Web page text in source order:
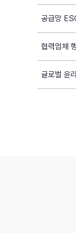
공급망
협력업체
글로벌 윤